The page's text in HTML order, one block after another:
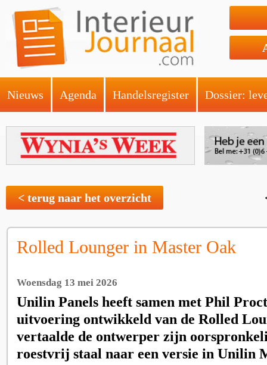
Nieuws Agenda Handelsregister Dossier:
< terug naar het overzicht
Rolled Lounger in Master Oak
Woensdag 13 mei 2026
Unilin Panels heeft samen met Phil
uitvoering ontwikkeld van de Rolled
vertaalde de ontwerper zijn
roestvrij staal naar een versie in Unilin